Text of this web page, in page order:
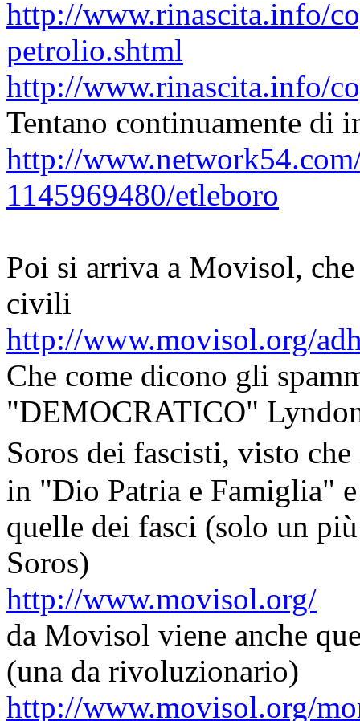
http://www.rinascita.info/
petrolio.shtml
http://www.rinascita.info/
Tentano continuamente di
http://
1145969480/etleboro
Poi si arriva a Movisol,
civili
http://www.movisol.org/
Che come dicono gli
"DEMOCRATICO"
Soros dei fascisti, visto
in "Dio Patria e Famiglia"
quelle dei fasci (solo un
Soros)
http://www.movisol.org/
da Movisol viene anche
(una da rivoluzionario)
http://www.movisol.org/